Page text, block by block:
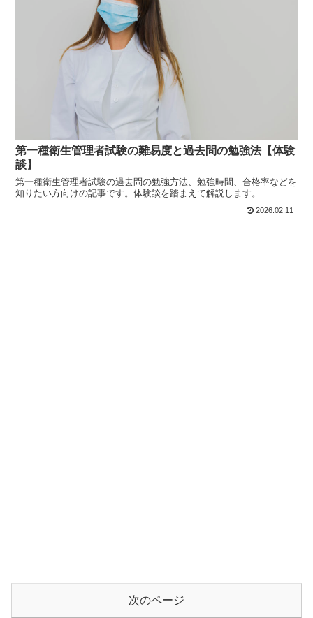
第一種衛生管理者試験の難易度と過去問の勉強法【体験
談】
第一種衛生管理者試験の過去問の勉強方法、勉強時間、合格率などを
知りたい方向けの記事です。体験談を踏まえて解説します。
2026.02.11
次のページ